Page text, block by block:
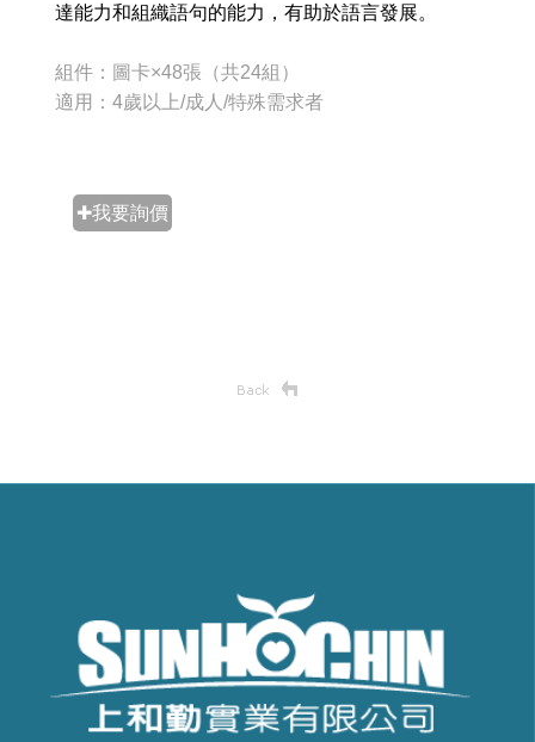
達能力和組織語句的能力，有助於語言發展。
組件：圖卡×48張（共24組）
適用：4歲以上/成人/特殊需求者
✚我要詢價